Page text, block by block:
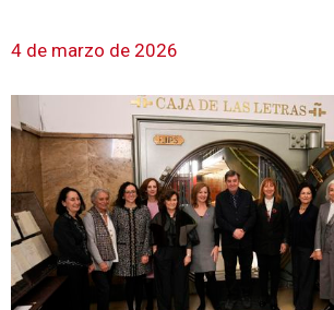
4 de marzo de 2026